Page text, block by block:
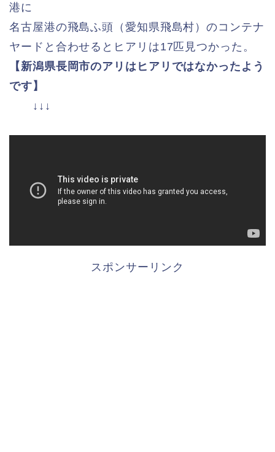
港に
名古屋港の飛島ふ頭（愛知県飛島村）のコンテナ
ヤードと合わせるとヒアリは17匹見つかった。
【新潟県長岡市のアリはヒアリではなかったよう
です】
↓↓↓
スポンサーリンク